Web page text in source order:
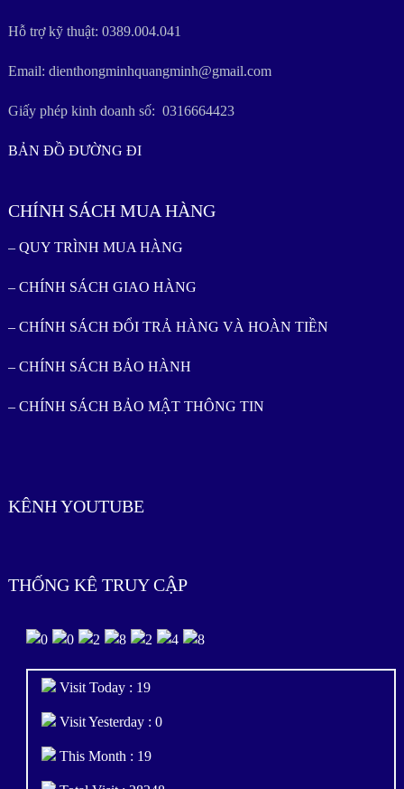
Hỗ trợ kỹ thuật: 0389.004.041
Email: dienthongminhquangminh@gmail.com
Giấy phép kinh doanh số: 0316664423
BẢN ĐỒ ĐƯỜNG ĐI
CHÍNH SÁCH MUA HÀNG
– QUY TRÌNH MUA HÀNG
– CHÍNH SÁCH GIAO HÀNG
– CHÍNH SÁCH ĐỔI TRẢ HÀNG VÀ HOÀN TIỀN
– CHÍNH SÁCH BẢO HÀNH
– CHÍNH SÁCH BẢO MẬT THÔNG TIN
KÊNH YOUTUBE
THỐNG KÊ TRUY CẬP
Visit Today : 19
Visit Yesterday : 0
This Month : 19